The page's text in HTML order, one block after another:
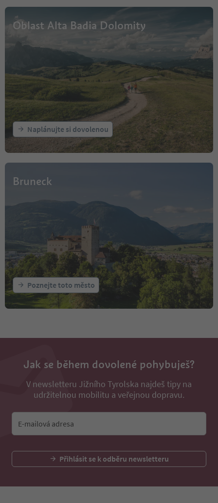
Oblast Alta Badia Dolomity
Naplánujte si dovolenou
Bruneck
Poznejte toto město
Jak se během dovolené pohybuješ?
V newsletteru Jižního Tyrolska najdeš tipy na
udržitelnou mobilitu a veřejnou dopravu.
E-mailová adresa
Přihlásit se k odběru newsletteru